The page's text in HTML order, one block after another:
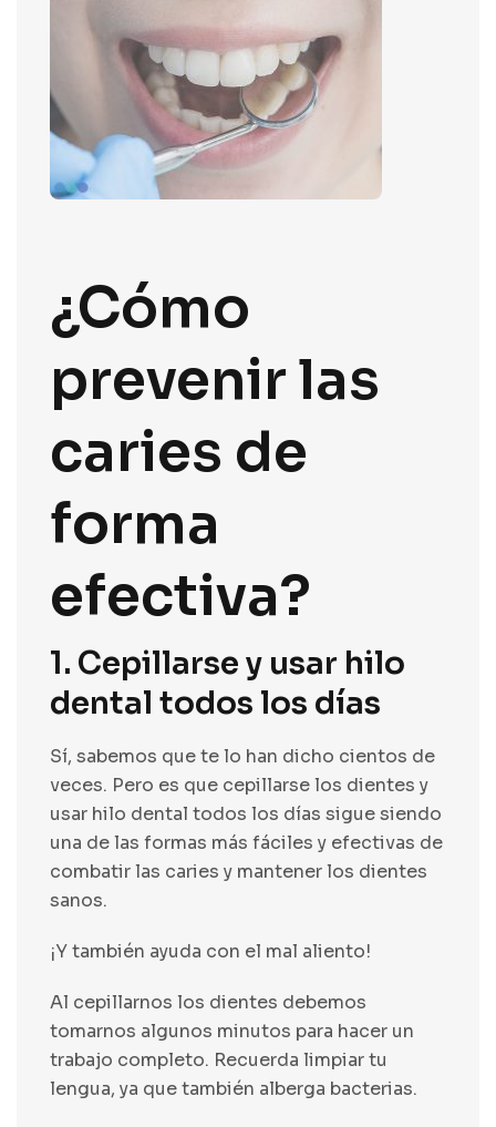
¿Cómo
prevenir las
caries de
forma
efectiva?
1. Cepillarse y usar hilo
dental todos los días
Sí, sabemos que te lo han dicho cientos de
veces. Pero es que cepillarse los dientes y
usar hilo dental todos los días sigue siendo
una de las formas más fáciles y efectivas de
combatir las caries y mantener los dientes
sanos.
¡Y también ayuda con el mal aliento!
Al cepillarnos los dientes debemos
tomarnos algunos minutos para hacer un
trabajo completo. Recuerda limpiar tu
lengua, ya que también alberga bacterias.